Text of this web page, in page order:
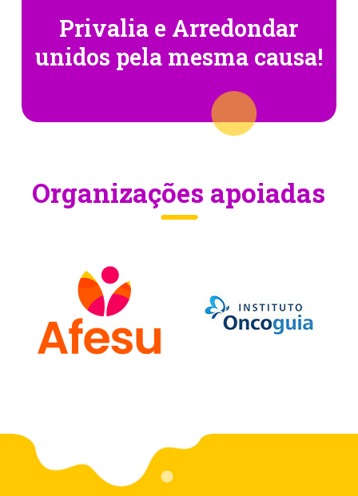
Privalia e Arredondar
unidos pela mesma causa!
Organizações apoiadas